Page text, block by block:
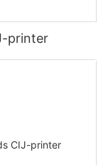
printer